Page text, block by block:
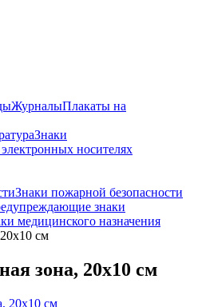
ЖурналыПлакаты на
Знаки
носителях
Знаки пожарной безопасности
знаки
медицинского назначения
см
зона, 20х10 см